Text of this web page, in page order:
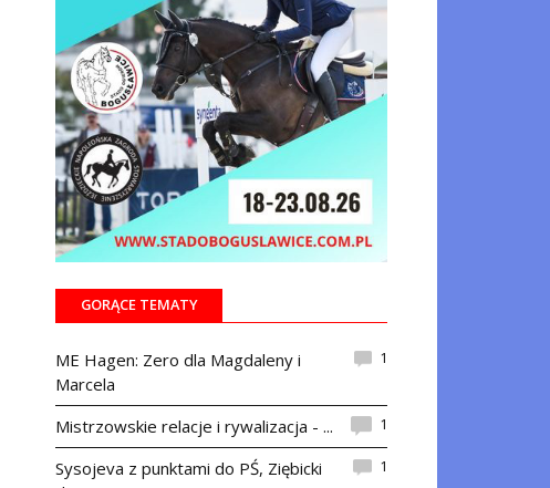
GORĄCE TEMATY
ME Hagen: Zero dla Magdaleny i
Marcela
1
Mistrzowskie relacje i rywalizacja - ... 1
Sysojeva z punktami do PŚ, Ziębicki
1